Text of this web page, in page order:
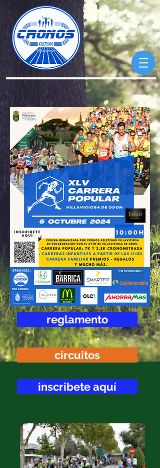
reglamento
circuitos
inscribete aquí